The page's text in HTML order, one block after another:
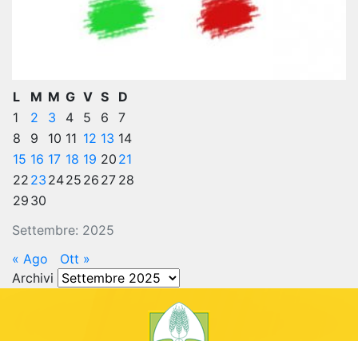
Settembre: 2025
L M M G V S
D
1
2 3 4 5 6
7
8
9 10 11 12 13 14
15 16 17 18 19 20 21
22 23 2425 26 27 28
29 30
« Ago
Ott »
Archivi Archivi